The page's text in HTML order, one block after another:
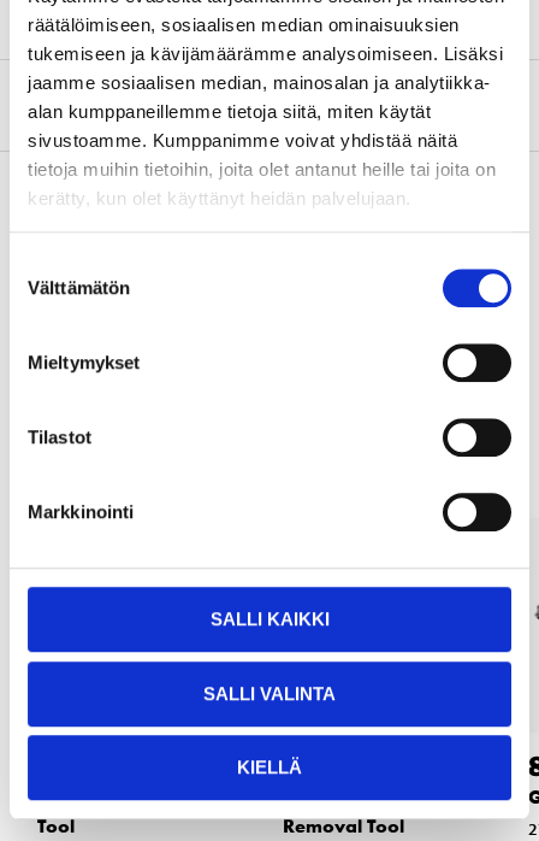
räätälöimiseen, sosiaalisen median ominaisuuksien
tukemiseen ja kävijämäärämme analysoimiseen. Lisäksi
jaamme sosiaalisen median, mainosalan ja analytiikka-
alan kumppaneillemme tietoja siitä, miten käytät
sivustoamme. Kumppanimme voivat yhdistää näitä
tietoja muihin tietoihin, joita olet antanut heille tai joita on
kerätty, kun olet käyttänyt heidän palvelujaan.
valinta
Välttämätön
Mieltymykset
Tilastot
Markkinointi
SALLI KAIKKI
SALLI VALINTA
KIELLÄ
About the manufacturer
Pay & Collect in your local store within 2 hours!
Other customers also bought
Cassette Removal
Tool
7
Bottom Bracket
Removal Tool